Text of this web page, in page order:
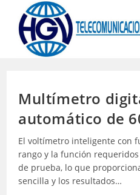
Multímetro
automático de
El voltímetro inteligente con
rango y la función
de prueba, lo que
sencilla y los resultados…